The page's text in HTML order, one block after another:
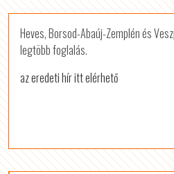
Heves, Borsod-Abaúj-Zemplén és
legtöbb foglalás.
az eredeti hír itt elérhető